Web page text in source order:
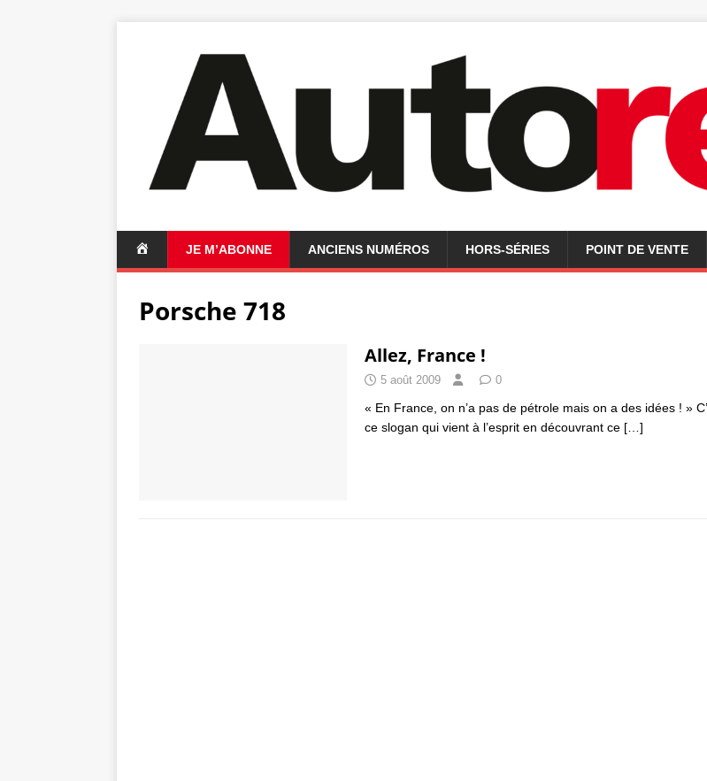
C
U
JE M’ABONNE ANCIENS NUMÉROS HORS-SÉRIES POINT DE VENTE
Porsche 718
Allez, France !
5 août 2009 0
« En France, on n’a pas de pétrole mais on a des idées ! »
ce slogan qui vient à l’esprit en découvrant ce […]